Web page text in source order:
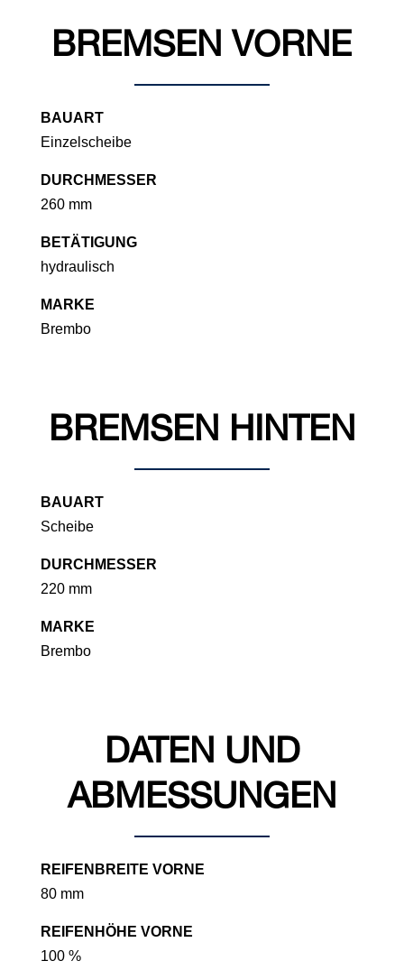
BREMSEN VORNE
BAUART
Einzelscheibe
DURCHMESSER
260 mm
BETÄTIGUNG
hydraulisch
MARKE
Brembo
BREMSEN HINTEN
BAUART
Scheibe
DURCHMESSER
220 mm
MARKE
Brembo
DATEN UND
ABMESSUNGEN
REIFENBREITE VORNE
80 mm
REIFENHÖHE VORNE
100 %